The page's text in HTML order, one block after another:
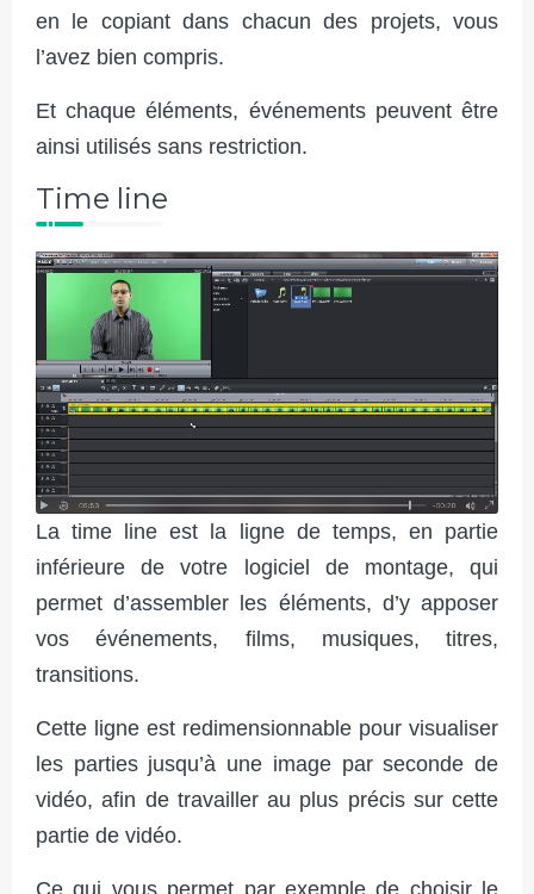
en le copiant dans chacun des projets, vous
l’avez bien compris.
Et chaque éléments, événements peuvent être
ainsi utilisés sans restriction.
Time line
La time line est la ligne de temps, en partie
inférieure de votre logiciel de montage, qui
permet d’assembler les éléments, d’y apposer
vos événements, films, musiques, titres,
transitions.
Cette ligne est redimensionnable pour visualiser
les parties jusqu’à une image par seconde de
vidéo, afin de travailler au plus précis sur cette
partie de vidéo.
Ce qui vous permet par exemple de choisir le